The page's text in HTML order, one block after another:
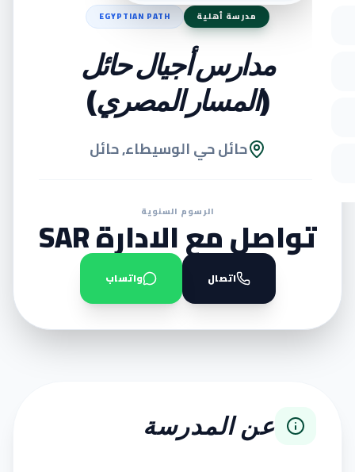
مدرسة أهلية EGYPTIAN PATH
مدارس أجيال حائل
(المسار المصري)
حائل حي الوسيطاء, حائل
الرسوم السنوية
تواصل مع الادارة SAR
اتصال واتساب
عن المدرسة